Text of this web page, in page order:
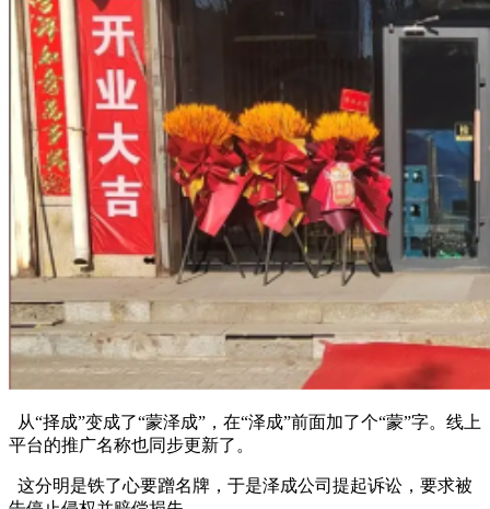
从“择成”变成了“蒙泽成”，在“泽成”前面加了个“蒙”字。线上
平台的推广名称也同步更新了。
这分明是铁了心要蹭名牌，于是泽成公司提起诉讼，要求被